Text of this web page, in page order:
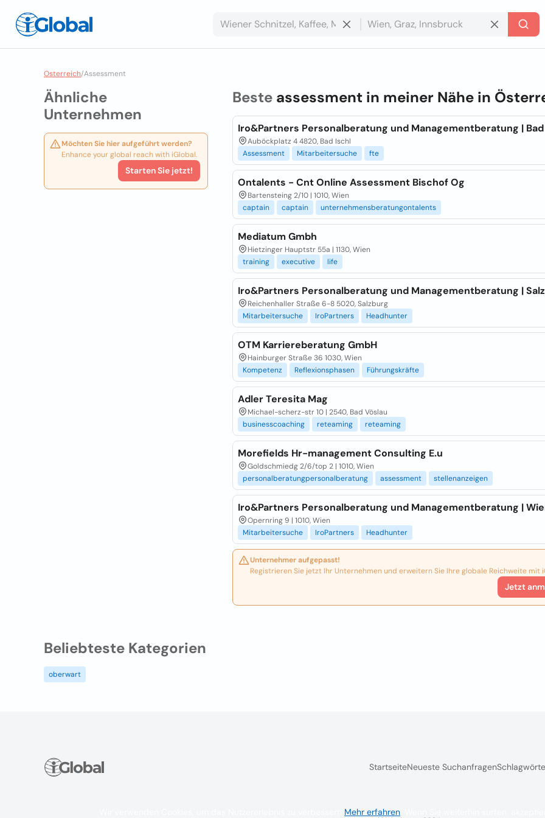
Osterreich/Assessment
Ähnliche
Unternehmen
Möchten Sie hier aufgeführt werden?
Enhance your global reach with iGlobal.
Starten Sie jetzt!
Beste assessment in meiner Nähe in
Iro&Partners Personalberatung und Managementberatung |
Auböckplatz 4 4820, Bad Ischl
Assessment
Mitarbeitersuche fte
Ontalents - Cnt Online Assessment Bischof Og
Bartensteing 2/10 | 1010, Wien
captain
captain unternehmensberatungontalents
Mediatum Gmbh
Hietzinger Hauptstr 55a | 1130, Wien
training
executive life
Iro&Partners Personalberatung und Managementberatung |
Reichenhaller Straße 6-8 5020, Salzburg
Mitarbeitersuche
IroPartners Headhunter
OTM Karriereberatung GmbH
Hainburger Straße 36 1030, Wien
Kompetenz
Reflexionsphasen Führungskräfte
Adler Teresita Mag
Michael-scherz-str 10 | 2540, Bad Vöslau
businesscoaching
reteaming reteaming
Morefields Hr-management Consulting E.u
Goldschmiedg 2/6/top 2 | 1010, Wien
personalberatungpersonalberatung
assessment stellenanzeigen
Iro&Partners Personalberatung und Managementberatung |
Opernring 9 | 1010, Wien
Mitarbeitersuche
IroPartners Headhunter
Unternehmer aufgepasst!
Registrieren Sie jetzt Ihr Unternehmen und erweitern Sie Ihre globale Reichweite mit
Jetzt
Beliebteste Kategorien
oberwart
StartseiteNeueste Suchanfragen
Mehr erfahren